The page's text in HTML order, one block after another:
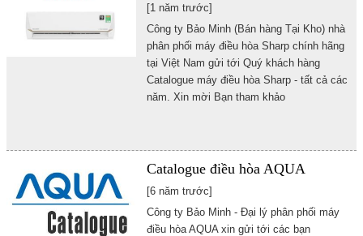
[1 năm trước]
Công ty Bảo Minh (Bán hàng Tại Kho) nhà
phân phối máy điều hòa Sharp chính hãng
tại Việt Nam gửi tới Quý khách hàng
Catalogue máy điều hòa Sharp - tất cả các
năm. Xin mời Bạn tham khảo
Catalogue điều hòa AQUA
[6 năm trước]
Công ty Bảo Minh - Đại lý phân phối máy
điều hòa AQUA xin gửi tới các bạn